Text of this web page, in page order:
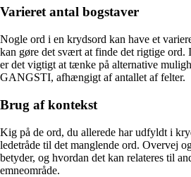
Varieret antal bogstaver
Nogle ord i en krydsord kan have et
kan gøre det svært at finde det rigtige
er det vigtigt at tænke på alternative
GANGSTI, afhængigt af antallet af felter.
Brug af kontekst
Kig på de ord, du allerede har udfyldt i
ledetråde til det manglende ord. Overvej
betyder, og hvordan det kan relateres til
emneområde.